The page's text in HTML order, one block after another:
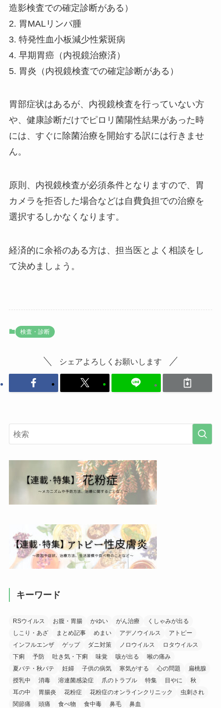
造影検査での確定診断がある）
2. 胃MALリンパ腫
3. 特発性血小板減少性紫斑病
4. 早期胃癌（内視鏡治療済）
5. 胃炎（内視鏡検査での確定診断がある）
胃部症状はあるが、内視鏡検査を行っていない方
や、健康診断だけでピロリ菌陽性結果があった時
には、すぐに除菌治療を開始する訳には行きませ
ん。
原則、内視鏡検査が必須条件となりますので、胃
カメラを拒否した場合などは自費負担での治療を
選択するしかなくなります。
経済的に余裕のある方は、担当医とよく相談をし
て決めましょう。
検査・診断
シェアよろしくお願いします
キーワード
RSウイルス お腹・胃腸 かゆい がん治療
くしゃみが出る
しこり・あざ
まとめ記事 めまい アデノウイルス
アトピー
インフルエンザ
ゲップ ダニ対策 ノロウイルス
ロタウイルス
下痢
予防 吐き気・下痢 味覚 咳が出る
喉の痛み
夏バテ・秋バテ
妊婦 子供の病気 寒気がする 心の問題
扁桃腺
授乳中
消毒 溶連菌感染症 爪のトラブル 特集 目やに
秋
耳の中
胃腸炎 花粉症 花粉症のオンラインクリニック
虫刺され
関節痛
頭痛 食べ物 食中毒 鼻毛 鼻血